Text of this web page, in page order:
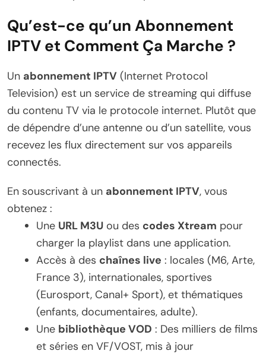
Qu’est-ce qu’un Abonnement
IPTV et Comment Ça Marche ?
Un abonnement IPTV (Internet Protocol
Television) est un service de streaming qui diffuse
du contenu TV via le protocole internet. Plutôt que
de dépendre d’une antenne ou d’un satellite, vous
recevez les flux directement sur vos appareils
connectés.
En souscrivant à un abonnement IPTV, vous
obtenez :
Une URL M3U ou des codes Xtream pour
charger la playlist dans une application.
Accès à des chaînes live : locales (M6, Arte,
France 3), internationales, sportives
(Eurosport, Canal+ Sport), et thématiques
(enfants, documentaires, adulte).
Une bibliothèque VOD : Des milliers de films
et séries en VF/VOST, mis à jour